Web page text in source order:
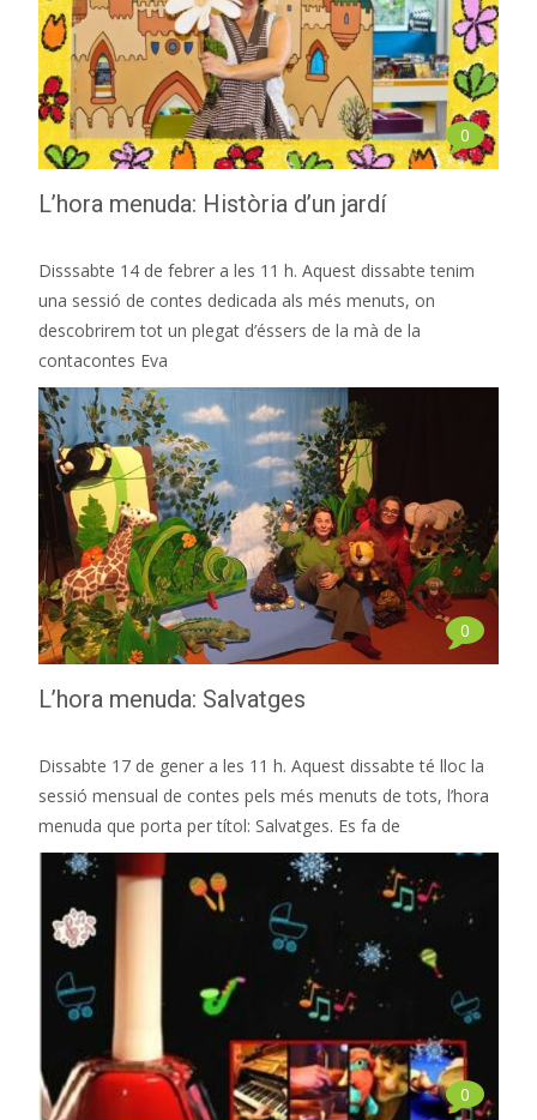
0
L’hora menuda: Història d’un jardí
Disssabte 14 de febrer a les 11 h. Aquest dissabte tenim
una sessió de contes dedicada als més menuts, on
descobrirem tot un plegat d’éssers de la mà de la
contacontes Eva
0
L’hora menuda: Salvatges
Dissabte 17 de gener a les 11 h. Aquest dissabte té lloc la
sessió mensual de contes pels més menuts de tots, l’hora
menuda que porta per títol: Salvatges. Es fa de
0